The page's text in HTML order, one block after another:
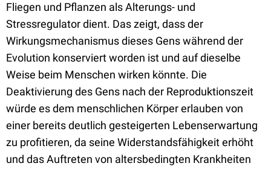
Fliegen und Pflanzen als Alterungs- und
Stressregulator dient. Das zeigt, dass der
Wirkungsmechanismus dieses Gens während der
Evolution konserviert worden ist und auf dieselbe
Weise beim Menschen wirken könnte. Die
Deaktivierung des Gens nach der Reproduktionszeit
würde es dem menschlichen Körper erlauben von
einer bereits deutlich gesteigerten Lebenserwartung
zu profitieren, da seine Widerstandsfähigkeit erhöht
und das Auftreten von altersbedingten Krankheiten